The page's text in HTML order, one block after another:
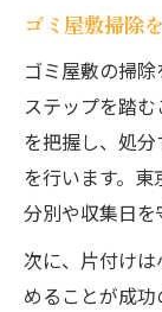
ゴミ屋敷掃除
ゴミ屋敷の掃
ステップを踏
を把握し、処
を行います。東
分別や収集日を
次に、片付け
めることが成